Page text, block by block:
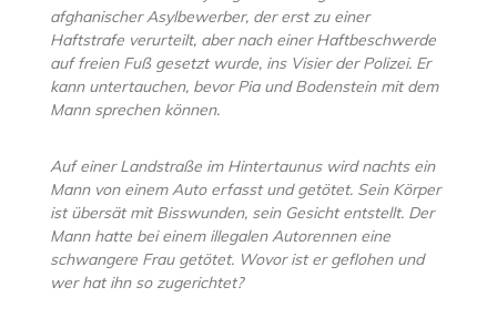
afghanischer Asylbewerber, der erst zu einer
Haftstrafe verurteilt, aber nach einer Haftbeschwerde
auf freien Fuß gesetzt wurde, ins Visier der Polizei. Er
kann untertauchen, bevor Pia und Bodenstein mit dem
Mann sprechen können.
Auf einer Landstraße im Hintertaunus wird nachts ein
Mann von einem Auto erfasst und getötet. Sein Körper
ist übersät mit Bisswunden, sein Gesicht entstellt. Der
Mann hatte bei einem illegalen Autorennen eine
schwangere Frau getötet. Wovor ist er geflohen und
wer hat ihn so zugerichtet?